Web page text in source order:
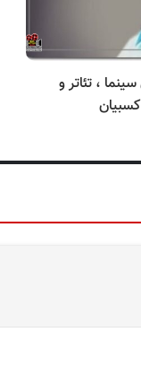
بهمن سینما ، تئاتر و